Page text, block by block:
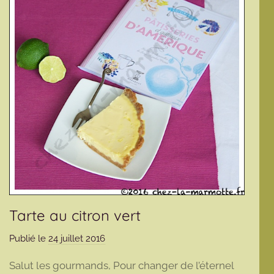
Tarte au citron vert
Publié le 24 juillet 2016p
r
Salut les gourmands, Pour changer de l’éternel